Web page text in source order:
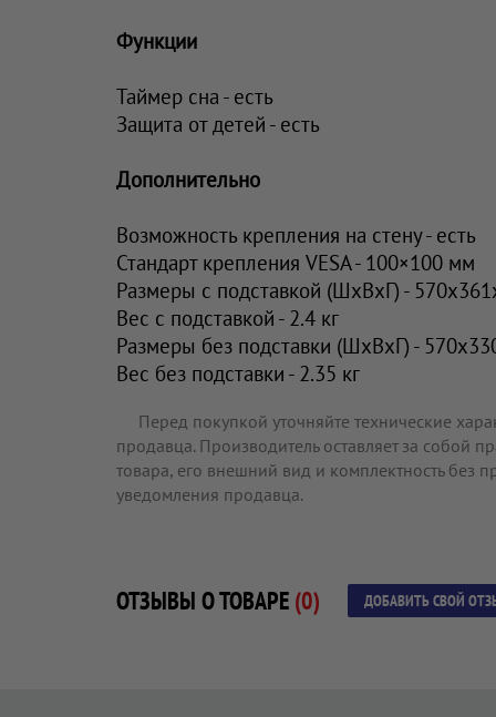
Функции
Таймер сна - есть
Защита от детей - есть
Дополнительно
Возможность крепления на стену - есть
Стандарт крепления VESA - 100×100 мм
Размеры с подставкой (ШxВxГ) -
Вес с подставкой - 2.4 кг
Размеры без подставки (ШxВxГ) -
Вес без подставки - 2.35 кг
Перед покупкой уточняйте технические
продавца. Производитель оставляет за собой
товара, его внешний вид и комплектность без
уведомления продавца.
ОТЗЫВЫ О ТОВАРЕ (0) ДОБАВИТЬ СВОЙ